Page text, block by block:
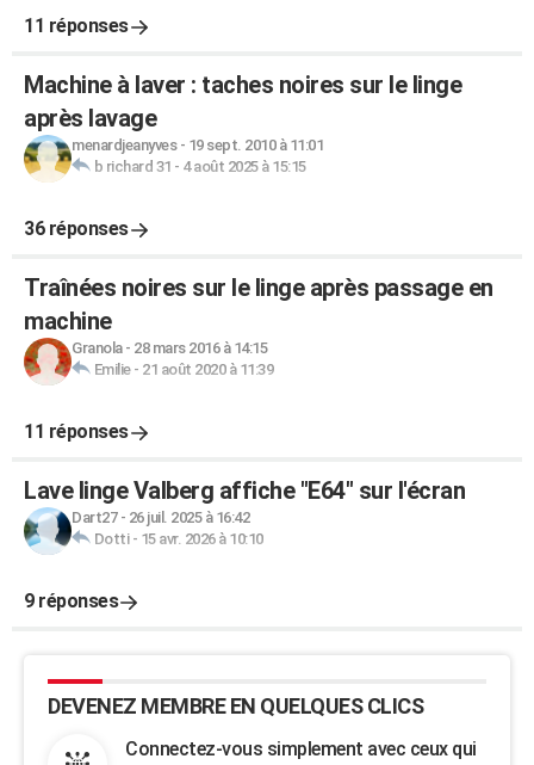
11 réponses
Machine à laver : taches noires sur le linge
après lavage
menardjeanyves- 19 sept. 2010 à 11:01
b richard 31 - 4 août 2025 à 15:15
36 réponses
Traînées noires sur le linge après passage en
machine
Granola- 28 mars 2016 à 14:15
Emilie- 21 août 2020 à 11:39
11 réponses
Lave linge Valberg affiche "E64" sur l'écran
Dart27- 26 juil. 2025 à 16:42
Dotti- 15 avr. 2026 à 10:10
9 réponses
DEVENEZ MEMBRE EN QUELQUES CLICS
Connectez-vous simplement avec ceux qui